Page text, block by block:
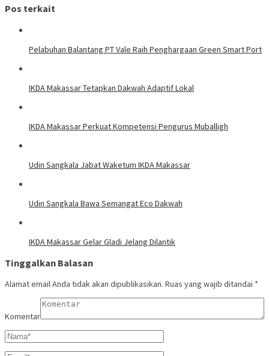
Pos terkait
Pelabuhan Balantang PT Vale Raih Penghargaan Green Smart Port
IKDA Makassar Tetapkan Dakwah Adaptif Lokal
IKDA Makassar Perkuat Kompetensi Pengurus Muballigh
Udin Sangkala Jabat Waketum IKDA Makassar
Udin Sangkala Bawa Semangat Eco Dakwah
IKDA Makassar Gelar Gladi Jelang Dilantik
Tinggalkan Balasan
Alamat email Anda tidak akan dipublikasikan. Ruas yang wajib ditandai *
Komentar